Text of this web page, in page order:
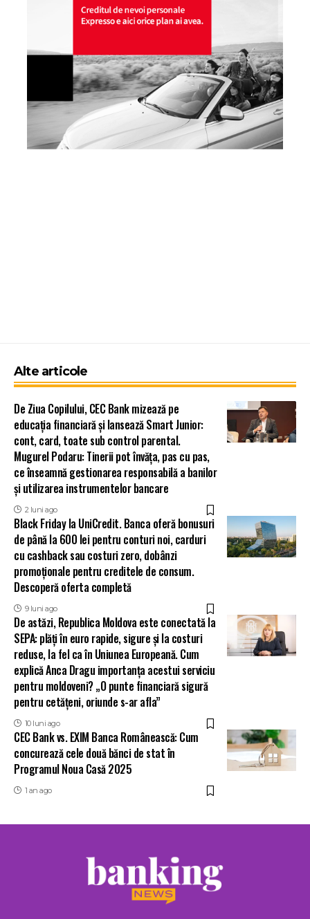
Alte articole
De Ziua Copilului, CEC Bank mizează pe
educația financiară și lansează Smart Junior:
cont, card, toate sub control parental.
Mugurel Podaru: Tinerii pot învăța, pas cu pas,
ce înseamnă gestionarea responsabilă a banilor
și utilizarea instrumentelor bancare
2 luni ago
Black Friday la UniCredit. Banca oferă bonusuri
de până la 600 lei pentru conturi noi, carduri
cu cashback sau costuri zero, dobânzi
promoționale pentru creditele de consum.
Descoperă oferta completă
9 luni ago
De astăzi, Republica Moldova este conectată la
SEPA: plăți în euro rapide, sigure și la costuri
reduse, la fel ca în Uniunea Europeană. Cum
explică Anca Dragu importanța acestui serviciu
pentru moldoveni? „O punte financiară sigură
pentru cetățeni, oriunde s-ar afla”
10 luni ago
CEC Bank vs. EXIM Banca Românească: Cum
concurează cele două bănci de stat în
Programul Noua Casă 2025
1 an ago